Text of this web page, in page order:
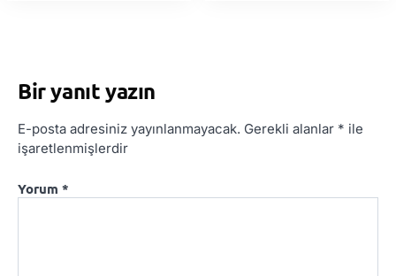
Bir yanıt yazın
E-posta adresiniz yayınlanmayacak. Gerekli alanlar * ile
işaretlenmişlerdir
Yorum *